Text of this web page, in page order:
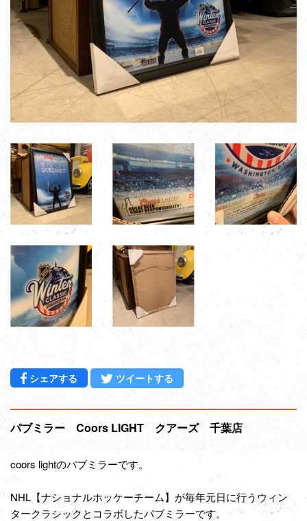
シェアする Facebookでシェアする
ツイートする
パブミラー Coors LIGHT クアーズ 千葉店
coors lightのパブミラーです。
NHL【ナショナルホッケーチーム】が毎年元日に行うウィン
タークラシックとコラボしたパブミラーです。